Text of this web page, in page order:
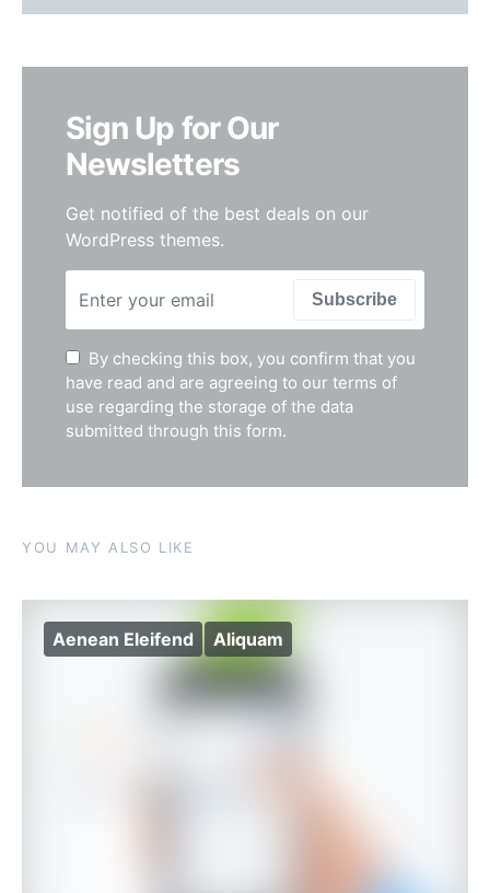
Sign Up for Our
Newsletters
Get notified of the best deals on our
WordPress themes.
Subscribe
By checking this box, you confirm that you
have read and are agreeing to our terms of
use regarding the storage of the data
submitted through this form.
YOU MAY ALSO LIKE
Aenean Eleifend Aliquam